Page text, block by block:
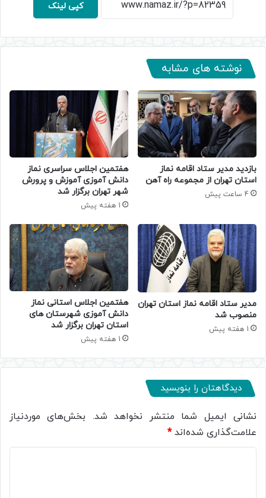
کپی لینک
نوشته های مشابه
بازدید مدیر ستاد اقامه نماز
استان تهران از مجموعه راه آهن
4 ساعت پیش
هفتمین اجلاس سراسری نماز
دانش آموزی آموزش و پرورش
شهر تهران برگزار شد
1 هفته پیش
مدیر ستاد اقامه نماز استان تهران
منصوب شد
1 هفته پیش
هفتمین اجلاس استانی نماز
دانش آموزی شهرستان های
استان تهران برگزار شد
1 هفته پیش
دیدگاهتان را بنویسید
نشانی ایمیل شما منتشر نخواهد شد. بخش‌های موردنیاز
علامت‌گذاری شده‌اند*